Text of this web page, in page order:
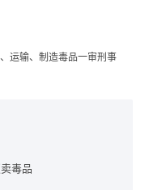
运输、制造毒品一审刑事
毒品